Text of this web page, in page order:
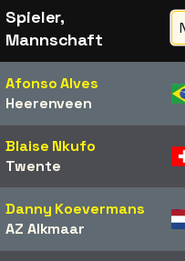
Spieler,
Mannschaft
Afonso Alves
Heerenveen
Blaise Nkufo
Twente
Danny Koevermans
AZ Alkmaar